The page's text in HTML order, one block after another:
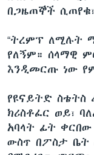
በጋዜጠኞች ሲጠየቁ፣
“ትረምፕ ለሚሉት
የለኝም። ሰላማዊ
እንዲመርጡ ነው
የዩናይትድ
ክሪስቶፈር ወይ፣
አባላት ፊት
ውስጥ በፖስታ ቤት